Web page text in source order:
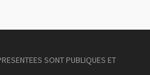
SONT PUBLIQUES ET